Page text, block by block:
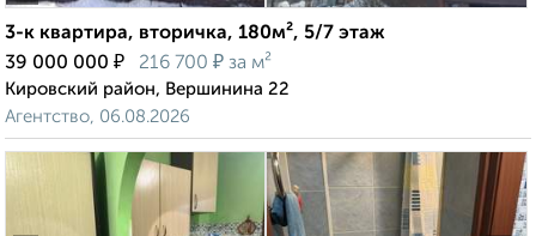
3-к квартира, вторичка, 180м², 5/7 этаж
39 000 000 ₽ 216 700 ₽ за м²
Кировский район, Вершинина 22
Агентство, 06.08.2026